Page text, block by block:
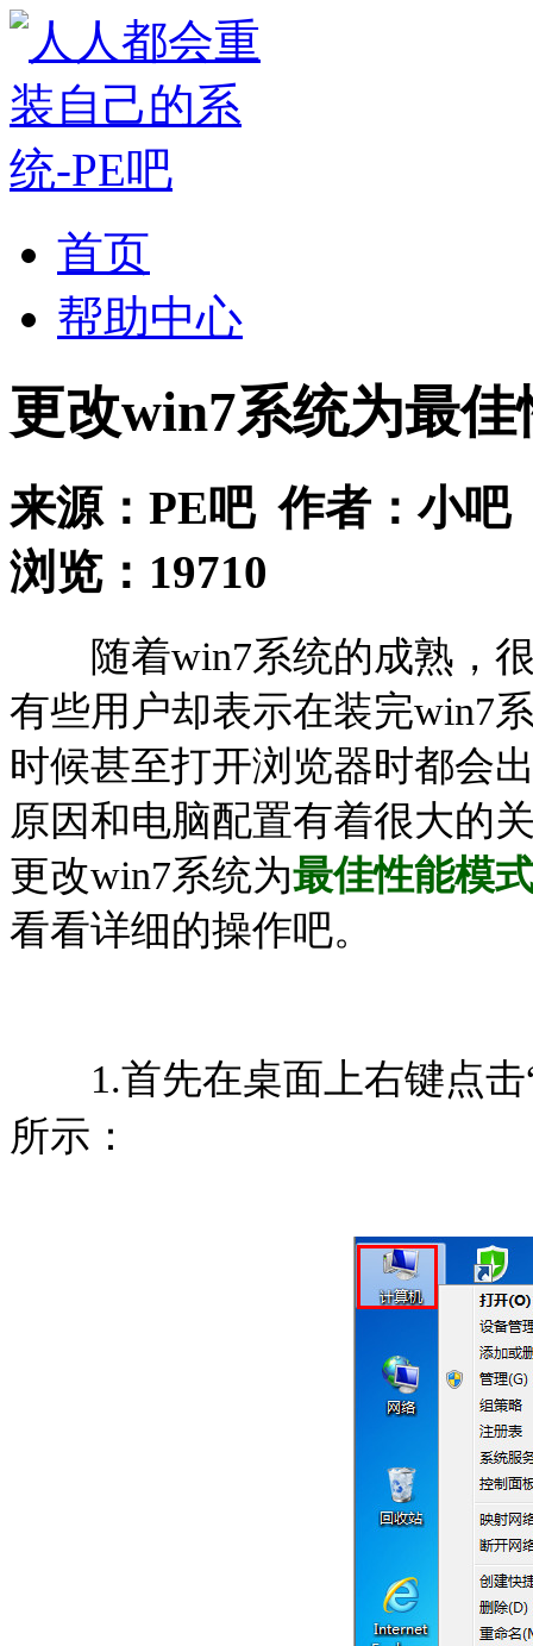
首页
帮助中心
更改win7系统为最
来源： PE吧作者：小吧
浏览： 19710
随着win7系统的成熟，很
有些用户却表示在装完win7
时候甚至打开浏览器时都会
原因和电脑配置有着很大的
更改win7系统为最佳性能模
看看详细的操作吧。
1.首先在桌面上右键点击
所示：